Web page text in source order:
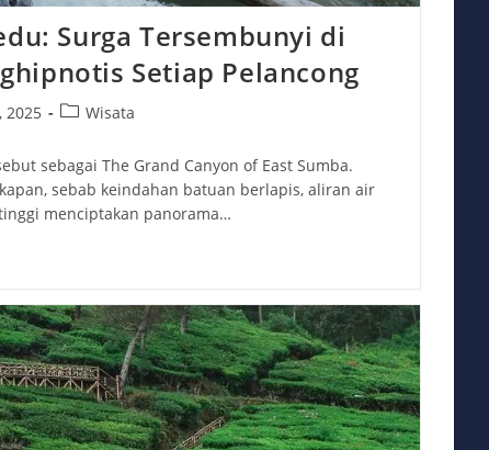
Surga Tersembunyi di
Setiap Pelancong
2025
PostWisata
sebagai The Grand Canyon of East Sumba.
sebab keindahan batuan berlapis, aliran air
menciptakan panorama…